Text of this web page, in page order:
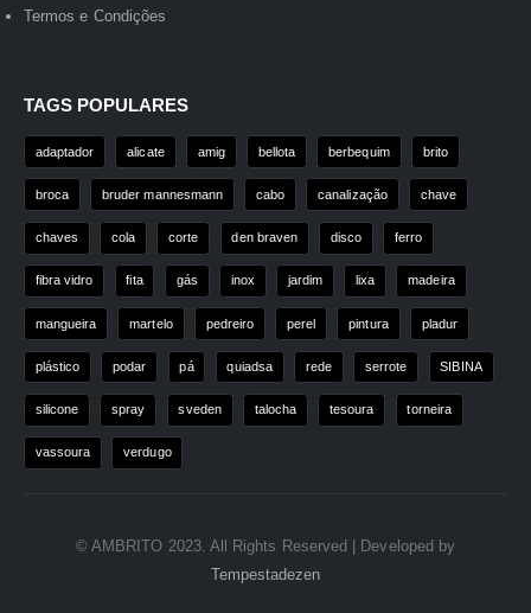
Termos e Condições
TAGS POPULARES
adaptador alicate amig bellota berbequim brito
broca bruder mannesmann cabo canalização chave
chaves cola corte den braven disco ferro
fibra vidro fita gás inox jardim lixa madeira
mangueira martelo pedreiro perel pintura pladur
plástico podar pá quiadsa rede serrote SIBINA
silicone spray sveden talocha tesoura torneira
vassoura verdugo
© AMBRITO 2023. All Rights Reserved | Developed by
Tempestadezen